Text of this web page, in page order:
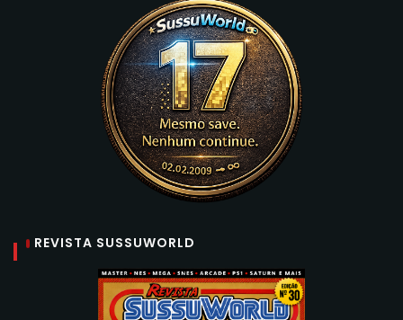
REVISTA SUSSUWORLD